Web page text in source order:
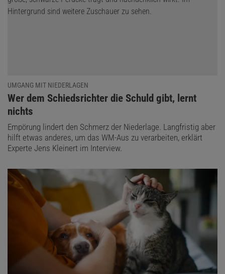
UMGANG MIT NIEDERLAGEN
:
Wer dem Schiedsrichter die Schuld gibt, lernt
nichts
Empörung lindert den Schmerz der Niederlage. Langfristig aber
hilft etwas anderes, um das WM-Aus zu verarbeiten, erklärt
Experte Jens Kleinert im Interview.